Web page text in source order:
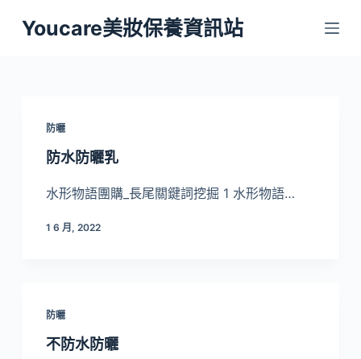
跳
至
Youcare美妝保養資訊站
防曬
防水防曬乳
水形物語團購_長尾關鍵詞挖掘 1 水形物語…
1 6 月, 2022
防曬
不防水防曬